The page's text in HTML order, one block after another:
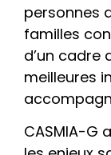
personnes
familles
d’un cadre
meilleures
CASMIA-G